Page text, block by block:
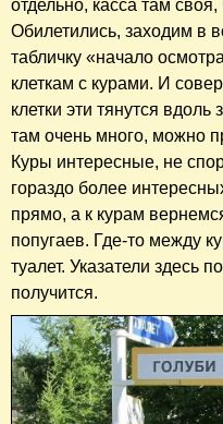
отдельно, касса там своя,
Обилетились, заходим в
табличку «начало
клеткам с курами. И
клетки эти тянутся вдоль
там очень много, можно
Куры интересные, не
гораздо более
прямо, а к курам
попугаев. Где-то между
туалет. Указатели здесь
получится.